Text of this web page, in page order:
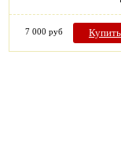
7 000 руб Купить